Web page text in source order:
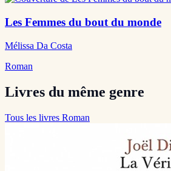
Les Femmes du bout du monde
Mélissa Da Costa
Roman
Livres du même genre
Tous les livres Roman